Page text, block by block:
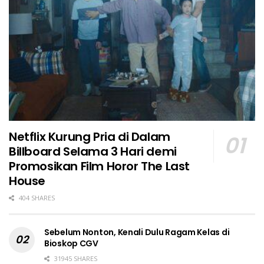
Netflix Kurung Pria di Dalam
Billboard Selama 3 Hari demi
Promosikan Film Horor The Last
House
404 SHARES
Sebelum Nonton, Kenali Dulu Ragam Kelas di
Bioskop CGV
31945 SHARES